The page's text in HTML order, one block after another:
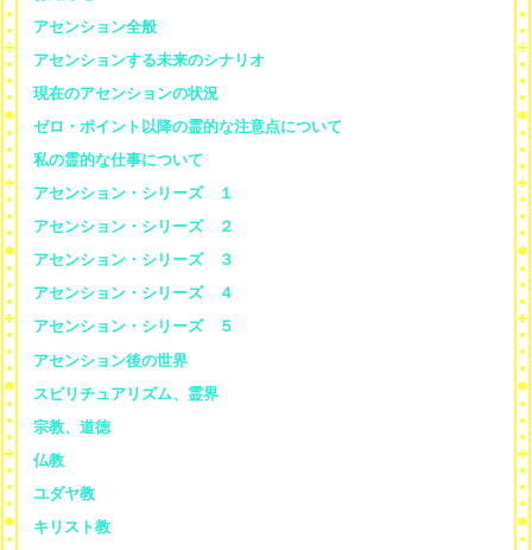
アセンション全般
アセンションする未来のシナリオ
現在のアセンションの状況
ゼロ・ポイント以降の霊的な注意点について
私の霊的な仕事について
アセンション・シリーズ １
アセンション・シリーズ ２
アセンション・シリーズ ３
アセンション・シリーズ ４
アセンション・シリーズ ５
アセンション後の世界
スピリチュアリズム、霊界
宗教、道徳
仏教
ユダヤ教
キリスト教